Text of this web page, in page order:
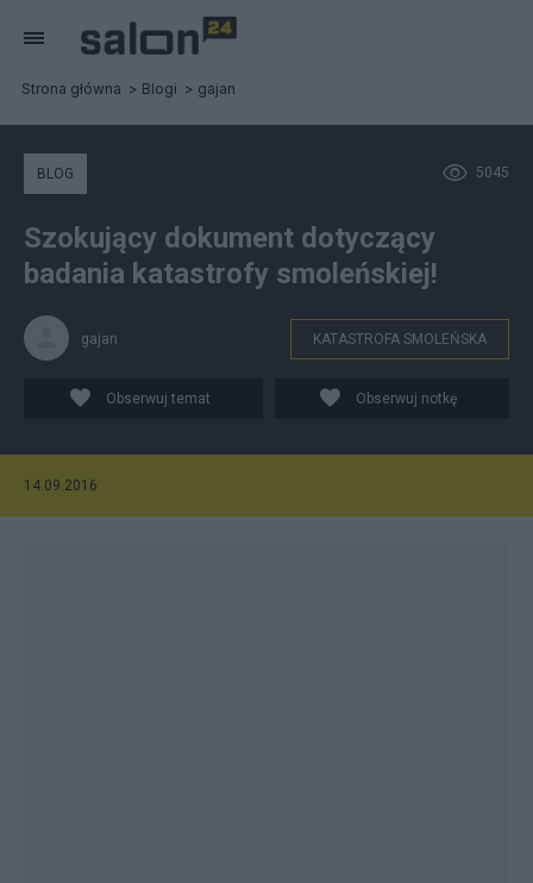
Strona główna Blogi gajan
5045
BLOG
Szokujący dokument dotyczący
badania katastrofy smoleńskiej!
gajan KATASTROFA SMOLEŃSKA
Obserwuj temat Obserwuj notkę
14.09.2016